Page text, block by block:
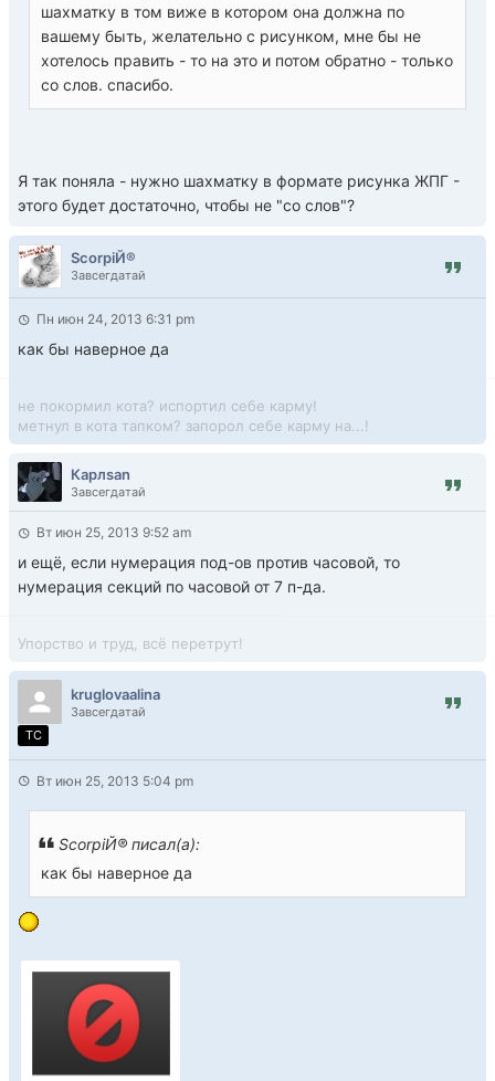
шахматку в том виже в котором она должна по
вашему быть, желательно с рисунком, мне бы не
хотелось править - то на это и потом обратно - только
со слов. спасибо.
Я так поняла - нужно шахматку в формате рисунка ЖПГ -
этого будет достаточно, чтобы не "со слов"?
ScorpiЙ®
Завсегдатай
Пн июн 24, 2013 6:31 pm
как бы наверное да
не покормил кота? испортил себе карму!
метнул в кота тапком? запорол себе карму на...!
Карлsan
Завсегдатай
Вт июн 25, 2013 9:52 am
и ещё, если нумерация под-ов против часовой, то
нумерация секций по часовой от 7 п-да.
Упорство и труд, всё перетрут!
kruglovaalina
Завсегдатай
TC
Вт июн 25, 2013 5:04 pm
ScorpiЙ® писал(а):
как бы наверное да